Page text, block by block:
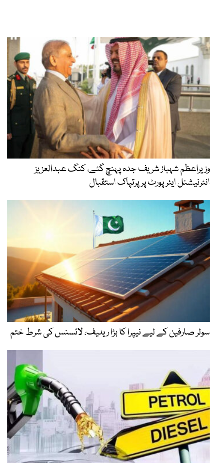
وزیراعظم شہباز شریف جدہ پہنچ گئے، کنگ عبدالعزیز
انٹرنیشنل ایئر پورٹ پر پرتپاک استقبال
سولر صارفین کے لیے نیپرا کا بڑا ریلیف، لائسنس کی شرط ختم